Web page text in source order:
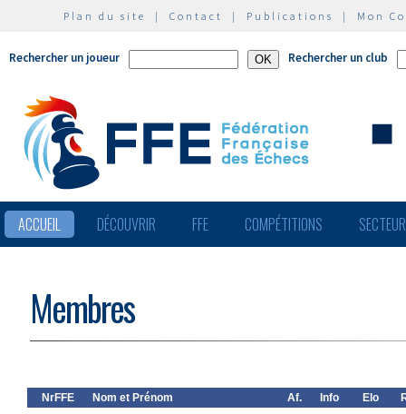
Plan du site | Contact | Publications | Mon
Rechercher un joueur Rechercher un club
ACCUEIL DÉCOUVRIR FFE COMPÉTITIONS
Membres
NrFFE Nom et Prénom Af. Info Elo